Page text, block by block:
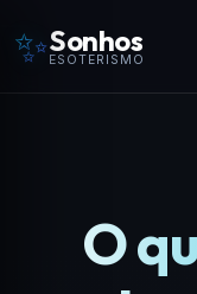
✨Sonhos
ESOTERISMO
O